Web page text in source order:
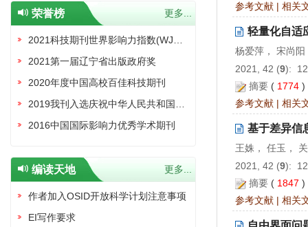
参考文献 | 相关
轻量化自适
杨爱萍， 宋尚阳
2021, 42 (9):
摘要 ( 1774
参考文献 | 相关
基于差异信
王姝， 任玉，
2021, 42 (9):
摘要 ( 1847
参考文献 | 相关
荣誉榜 更多...
2021第一届辽宁省出版政府奖
2020年度中国高校百佳科技期刊
2016中国国际影响力优秀学术期刊
编读天地 更多...
作者加入OSID开放科学计划注意事项
EI写作要求